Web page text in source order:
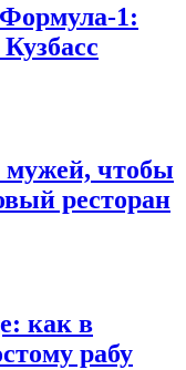
1:
мужей, чтобы
ресторан
как в
рабу